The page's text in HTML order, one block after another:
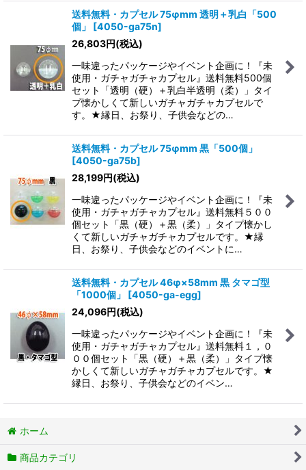
送料無料・カプセル 75φmm 透明＋乳白「500
個」
[4050-ga75n]
26,803円(税込)
一味違ったパッケージやイベント企画に！『未
使用・ガチャガチャカプセル』送料無料500個
セット「透明（硬）＋乳白半透明（柔）」タイ
プ懐かしくて新しいガチャガチャカプセルで
す。★縁日、お祭り、子供会などの…
送料無料・カプセル 75φmm 黒「500個」
[4050-ga75b]
28,199円(税込)
一味違ったパッケージやイベント企画に！『未
使用・ガチャガチャカプセル』送料無料５００
個セット「黒（硬）＋黒（柔）」タイプ懐かし
くて新しいガチャガチャカプセルです。★縁
日、お祭り、子供会などのイベントに…
送料無料・カプセル 46φ×58mm 黒 タマゴ型
「1000個」
[4050-ga-egg]
24,096円(税込)
一味違ったパッケージやイベント企画に！『未
使用・ガチャガチャカプセル』送料無料１，０
００個セット「黒（硬）＋黒（柔）」タイプ懐
かしくて新しいガチャガチャカプセルです。★
縁日、お祭り、子供会などのイベン…
ホーム
商品カテゴリ